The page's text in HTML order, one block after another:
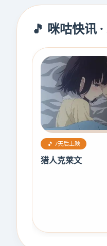
🎵 咪咕快讯
🎵 7天后上映
猎人克莱文